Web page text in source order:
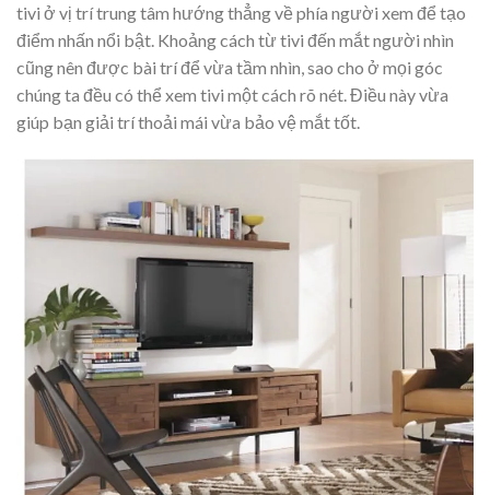
tivi ở vị trí trung tâm hướng thẳng về phía người xem để tạo
điểm nhấn nổi bật. Khoảng cách từ tivi đến mắt người nhìn
cũng nên được bài trí để vừa tầm nhìn, sao cho ở mọi góc
chúng ta đều có thể xem tivi một cách rõ nét. Điều này vừa
giúp bạn giải trí thoải mái vừa bảo vệ mắt tốt.